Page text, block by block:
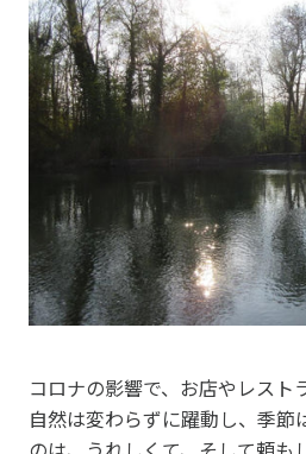
コロナの影響で、お店やレスト
自然は変わらずに躍動し、季節